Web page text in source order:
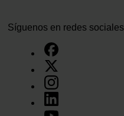
Síguenos en redes sociales